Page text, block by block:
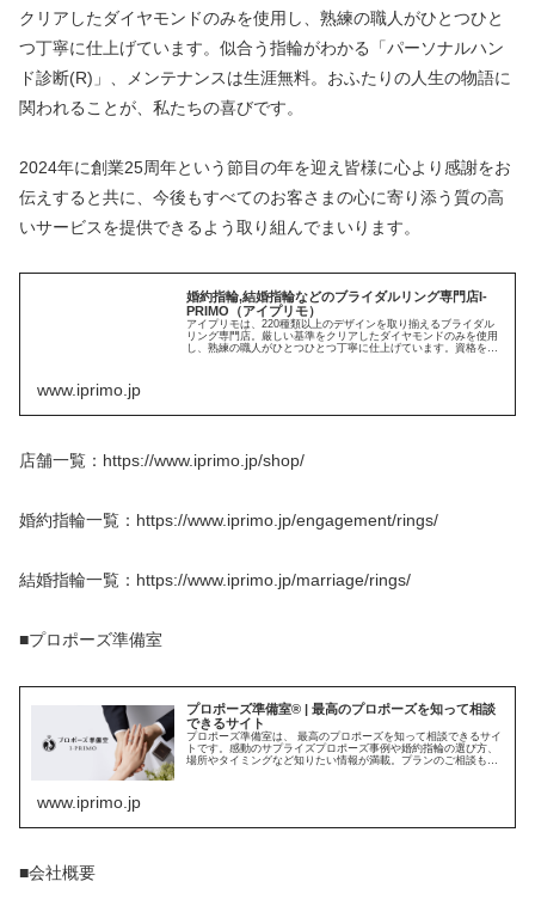
クリアしたダイヤモンドのみを使用し、熟練の職人がひとつひと
つ丁寧に仕上げています。似合う指輪がわかる「パーソナルハン
ド診断(R)」、メンテナンスは生涯無料。おふたりの人生の物語に
関われることが、私たちの喜びです。
2024年に創業25周年という節目の年を迎え皆様に心より感謝をお
伝えすると共に、今後もすべてのお客さまの心に寄り添う質の高
いサービスを提供できるよう取り組んでまいります。
婚約指輪,結婚指輪などのブライダルリング専門店I-
PRIMO（アイプリモ）
アイプリモは、220種類以上のデザインを取り揃えるブライダル
リング専門店。厳しい基準をクリアしたダイヤモンドのみを使用
し、熟練の職人がひとつひとつ丁寧に仕上げています。資格を持
www.iprimo.jp
店舗一覧：https://www.iprimo.jp/shop/
婚約指輪一覧：https://www.iprimo.jp/engagement/rings/
結婚指輪一覧：https://www.iprimo.jp/marriage/rings/
■プロポーズ準備室
プロポーズ準備室® | 最高のプロポーズを知って相談
できるサイト
プロポーズ準備室は、 最高のプロポーズを知って相談できるサイ
トです。感動のサプライズプロポーズ事例や婚約指輪の選び方、
場所やタイミングなど知りたい情報が満載。プランのご相談もお
www.iprimo.jp
■会社概要